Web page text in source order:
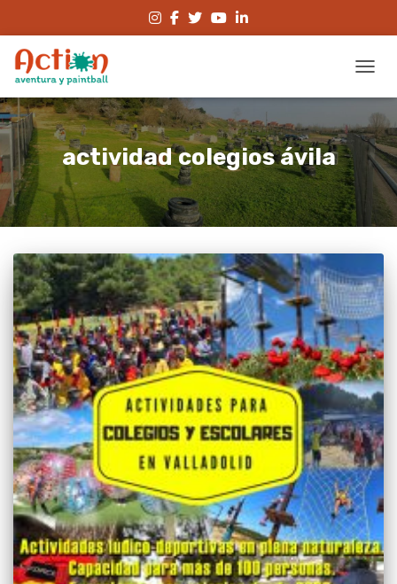
actividad colegios ávila